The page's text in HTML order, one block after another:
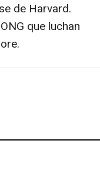
de Harvard.
que luchan